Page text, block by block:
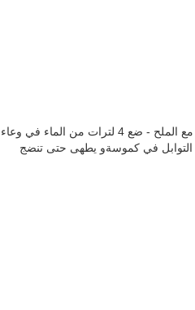
- قبل يوم واحد يغسل عدة مرات البوبوش في وعاء كبير مع الملح - ضع 4 لترات من الماء في وعاء
في كموسةو يطهى حتى تنضج